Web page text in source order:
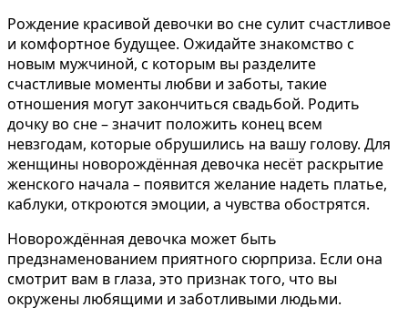
Рождение красивой девочки во сне сулит счастливое
и комфортное будущее. Ожидайте знакомство с
новым мужчиной, с которым вы разделите
счастливые моменты любви и заботы, такие
отношения могут закончиться свадьбой. Родить
дочку во сне – значит положить конец всем
невзгодам, которые обрушились на вашу голову. Для
женщины новорождённая девочка несёт раскрытие
женского начала – появится желание надеть платье,
каблуки, откроются эмоции, а чувства обострятся.
Новорождённая девочка может быть
предзнаменованием приятного сюрприза. Если она
смотрит вам в глаза, это признак того, что вы
окружены любящими и заботливыми людьми.